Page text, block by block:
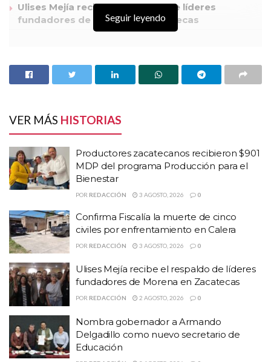
Ulises Mejía recibe el respaldo de líderes
fundadores de Morena en Zacatecas
de la Defensa de la Cuarta Transformación, la senadora
petista Geovanna Bañuelos de la Torre y el diputado Carlos
México en la LXVI legislatura,, formalizaron su registro para
competir por la Coordinación de Defensa de la
Transformación en Zacatecas.
Seguir leyendo
VER MÁS HISTORIAS
Productores zacatecanos recibieron $901
MDP del programa Producción para el
Bienestar
POR REDACCIÓN 3 AGOSTO, 2026 0
Confirma Fiscalía la muerte de cinco
civiles por enfrentamiento en Calera
POR REDACCIÓN 3 AGOSTO, 2026 0
Ulises Mejía recibe el respaldo de líderes
fundadores de Morena en Zacatecas
POR REDACCIÓN 2 AGOSTO, 2026 0
Nombra gobernador a Armando
Delgadillo como nuevo secretario de
Educación